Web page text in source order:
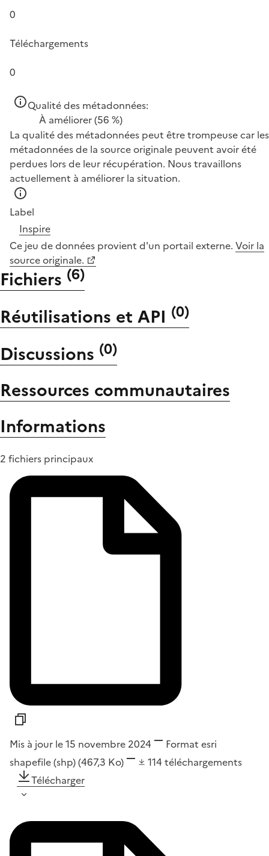
0
Téléchargements
0
Qualité des métadonnées:
À améliorer(56 %)
La qualité des métadonnées peut être trompeuse car les
métadonnées de la source originale peuvent avoir été
perdues lors de leur récupération. Nous travaillons
actuellement à améliorer la situation.
Label
Inspire
Ce jeu de données provient d'un portail externe. Voir la
source originale.
Fichiers (6)
Réutilisations et API (0)
Discussions (0)
Ressources communautaires
Informations
2 fichiers principaux
Mis à jour le 15 novembre 2024 Format esri
shapefile (shp)(467,3 Ko) 114 téléchargements
Télécharger